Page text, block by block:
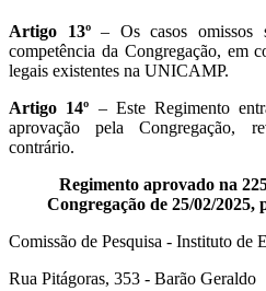
Artigo 13º– Os casos omissos
competência da Congregação, em
legais existentes na UNICAMP.
Artigo 14º – Este Regimento
aprovação pela Congregação,
contrário.
Regimento aprovado na
Congregação de 25/02/2025,
Comissão de Pesquisa - Instituto de
Rua Pitágoras, 353 - Barão Geraldo